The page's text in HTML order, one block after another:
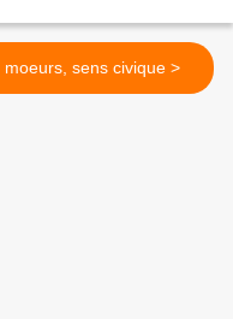
moeurs, sens civique >